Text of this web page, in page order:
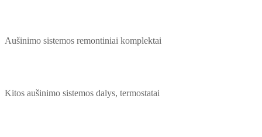
Aušinimo sistemos remontiniai komplektai
Kitos aušinimo sistemos dalys, termostatai